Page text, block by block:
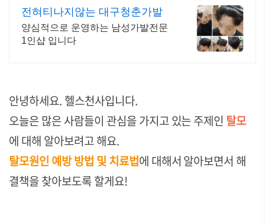
전혀티나지않는 대구청춘가발
양심적으로 운영하는 남성가발전문
1인샵 입니다
안녕하세요. 헬스천사입니다.
오늘은 많은 사람들이 관심을 가지고 있는 주제인 탈모
에 대해 알아보려고 해요.
탈모원인 예방 방법 및 치료법에 대해서 알아보면서 해
결책을 찾아보도록 할게요!